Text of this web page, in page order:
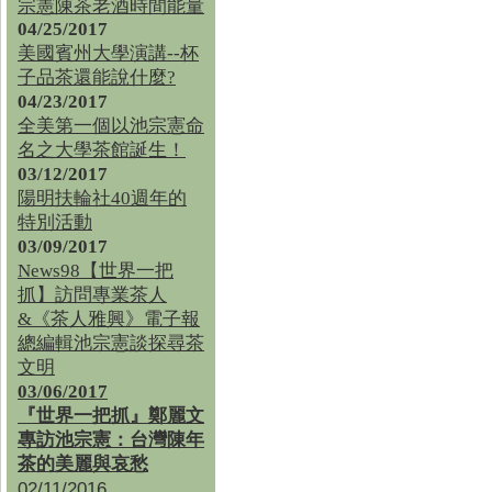
宗憲陳茶老酒時間能量
04/25/2017
美國賓州大學演講--杯
子品茶還能說什麼?
04/23/2017
全美第一個以池宗憲命
名之大學茶館誕生！
03/12/2017
陽明扶輪社40週年的
特別活動
03/09/2017
News98【世界一把
抓】訪問專業茶人
&《茶人雅興》電子報
總編輯池宗憲談探尋茶
文明
03/06/2017
『世界一把抓』鄭麗文
專訪池宗憲：台灣陳年
茶的美麗與哀愁